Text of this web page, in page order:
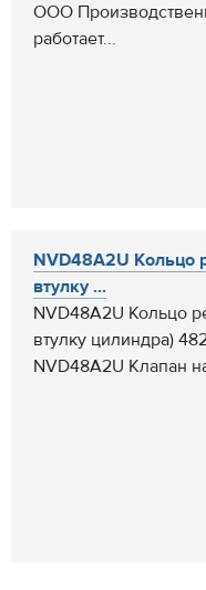
ООО
работает...
NVD48A2U Кольцо
втулку ...
NVD48A2U Кольцо
втулку цилиндра)
NVD48A2U Клапан